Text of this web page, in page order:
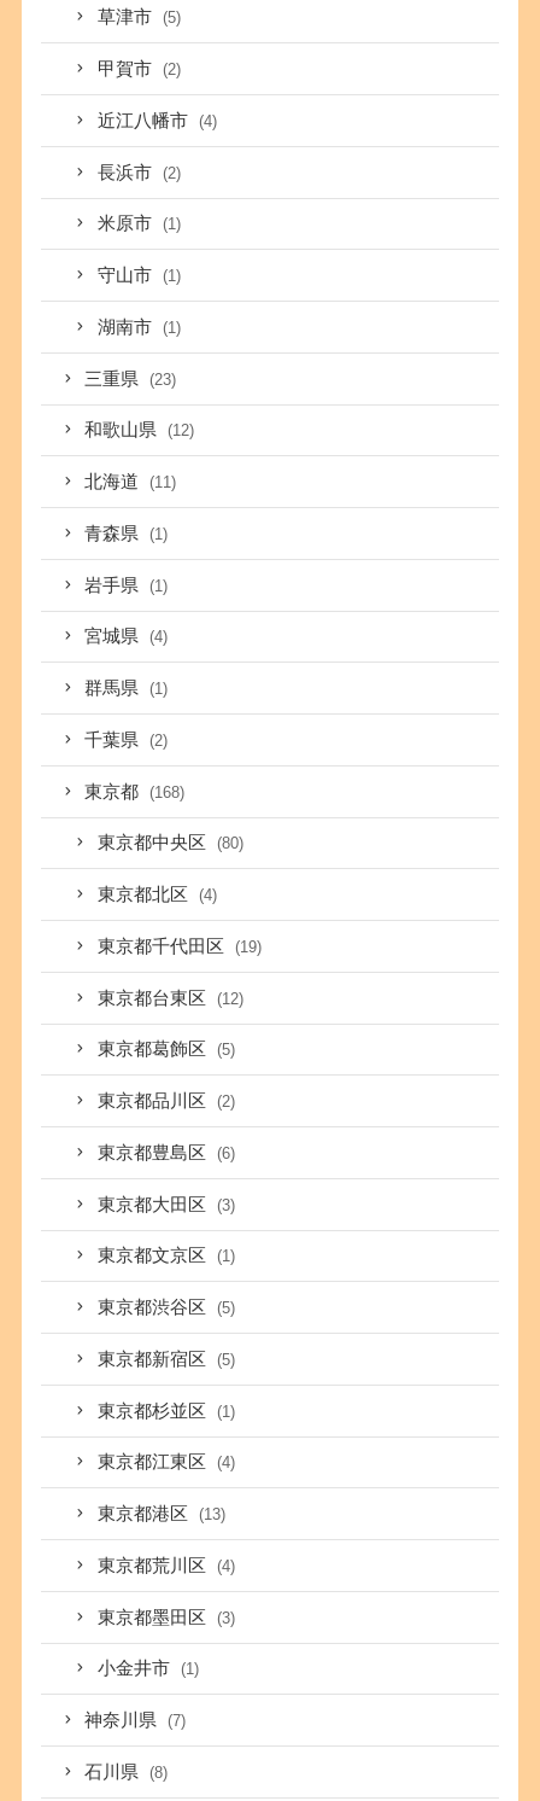
草津市 (5)
甲賀市 (2)
近江八幡市 (4)
長浜市 (2)
米原市 (1)
守山市 (1)
湖南市 (1)
三重県 (23)
和歌山県 (12)
北海道 (11)
青森県 (1)
岩手県 (1)
宮城県 (4)
群馬県 (1)
千葉県 (2)
東京都 (168)
東京都中央区 (80)
東京都北区 (4)
東京都千代田区 (19)
東京都台東区 (12)
東京都葛飾区 (5)
東京都品川区 (2)
東京都豊島区 (6)
東京都大田区 (3)
東京都文京区 (1)
東京都渋谷区 (5)
東京都新宿区 (5)
東京都杉並区 (1)
東京都江東区 (4)
東京都港区 (13)
東京都荒川区 (4)
東京都墨田区 (3)
小金井市 (1)
神奈川県 (7)
石川県 (8)